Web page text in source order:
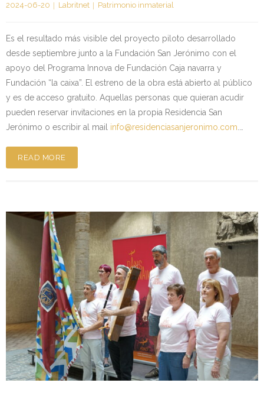
2024-06-20 Labritnet Patrimonio inmaterial
Es el resultado más visible del proyecto piloto desarrollado
desde septiembre junto a la Fundación San Jerónimo con el
apoyo del Programa Innova de Fundación Caja navarra y
Fundación “la caixa”. El estreno de la obra está abierto al público
y es de acceso gratuito. Aquellas personas que quieran acudir
pueden reservar invitaciones en la propia Residencia San
Jerónimo o escribir al mail info@residenciasanjeronimo.com.…
READ MORE